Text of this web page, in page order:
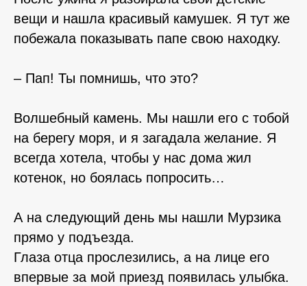
вещи и нашла красивый камушек. Я тут же
побежала показывать папе свою находку.
– Пап! Ты помнишь, что это?
Волшебный камень. Мы нашли его с тобой
на берегу моря, и я загадала желание. Я
всегда хотела, чтобы у нас дома жил
котенок, но боялась попросить…
А на следующий день мы нашли Мурзика
прямо у подъезда.
Глаза отца прослезились, а на лице его
впервые за мой приезд появилась улыбка.